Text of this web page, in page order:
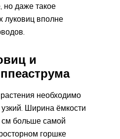
но даже такое
луковиц вполне
и
необходимо
Ширина ёмкости
больше самой
горшке